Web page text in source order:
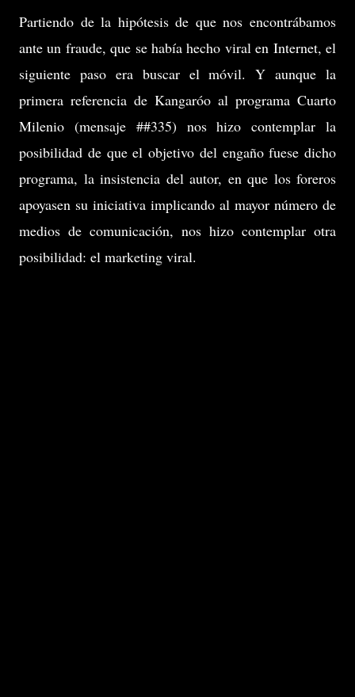
Partiendo de la hipótesis de que nos encontrábamos
ante un fraude, que se había hecho viral en Internet, el
siguiente paso era buscar el móvil. Y aunque la
primera referencia de Kangaróo al programa Cuarto
Milenio (mensaje ##335) nos hizo contemplar la
posibilidad de que el objetivo del engaño fuese dicho
programa, la insistencia del autor, en que los foreros
apoyasen su iniciativa implicando al mayor número de
medios de comunicación, nos hizo contemplar otra
posibilidad: el marketing viral.